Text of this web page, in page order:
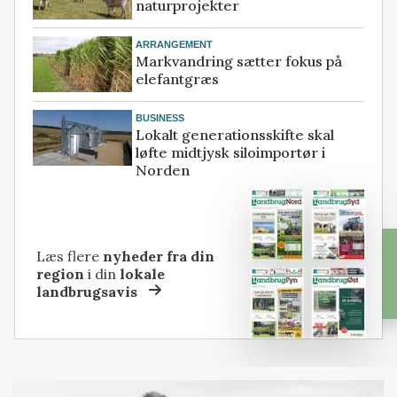
naturprojekter
ARRANGEMENT
Markvandring sætter fokus på
elefantgræs
BUSINESS
Lokalt generationsskifte skal
løfte midtjysk siloimportør i
Norden
Læs flere nyheder fra din
region i dinlokale
landbrugsavis